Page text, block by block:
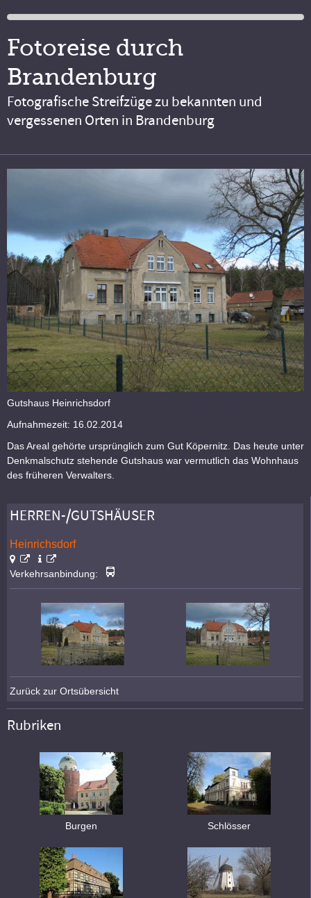
Fotoreise durch
Brandenburg
Fotografische Streifzüge zu bekannten und
vergessenen Orten in Brandenburg
Gutshaus Heinrichsdorf
Aufnahmezeit: 16.02.2014
Das Areal gehörte ursprünglich zum Gut Köpernitz. Das heute unter
Denkmalschutz stehende Gutshaus war vermutlich das Wohnhaus
des früheren Verwalters.
HERREN-/GUTSHÄUSER
Heinrichsdorf
Verkehrsanbindung:
Zurück zur Ortsübersicht
Rubriken
Burgen Schlösser